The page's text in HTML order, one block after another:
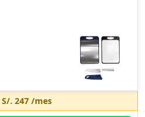
S/. 247/mes